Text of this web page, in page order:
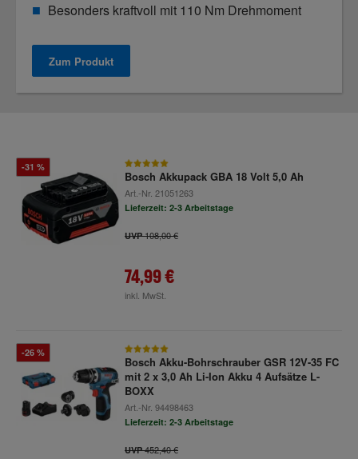
Besonders kraftvoll mit 110 Nm Drehmoment
Zum Produkt
-31 %
Bosch Akkupack GBA 18 Volt 5,0 Ah
Art.-Nr. 21051263
Lieferzeit: 2-3 Arbeitstage
UVP108,00 €
74,99 €
inkl. MwSt.
-26 %
Bosch Akku-Bohrschrauber GSR 12V-35 FC
mit 2 x 3,0 Ah Li-Ion Akku 4 Aufsätze L-
BOXX
Art.-Nr. 94498463
Lieferzeit: 2-3 Arbeitstage
UVP452,40 €